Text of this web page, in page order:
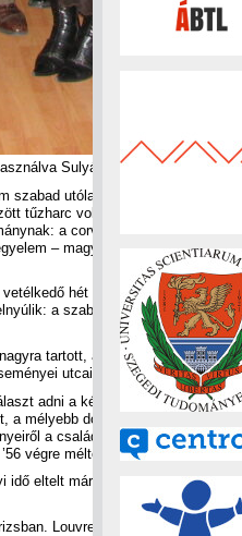
Sulyánszky Jenőt, a
utólag megváltoztatni, és a
tűzharc volt, amelyben több
a corvinisták nem
– magyarázza a katonai
hét győztes diákja –
a szabadságharcosok
tartott, arrafelé a jobb- és
utcai zavargásokba.
adni a kérdésre. – Előbb a
mélyebb dolgok ott vannak a
a családjukban, oldódhat az
végre méltó helyére kerül a
eltelt már, még hallgattuk volna
Louvre, Diadalív, Obeliszk,